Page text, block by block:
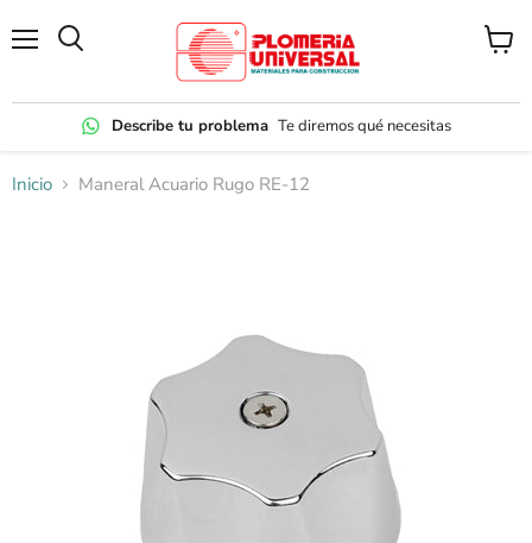
Describe tu problema Te diremos qué necesitas
Ver
Inicio Maneral Acuario Rugo RE-12